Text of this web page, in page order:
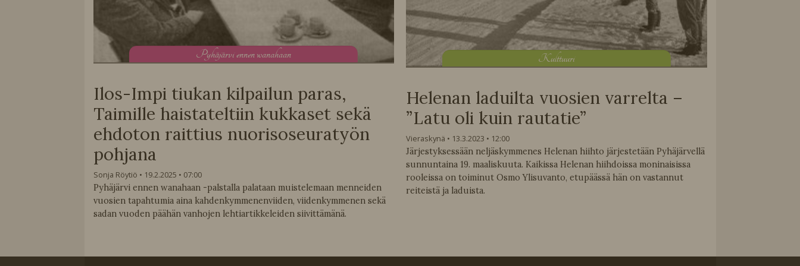
Pyhäjärvi ennen wanahaan
Ilos-Impi tiukan kilpailun paras,
Taimille haistateltiin kukkaset sekä
ehdoton raittius nuorisoseuratyön
pohjana
Sonja Röytiö 19.2.2025
07:00
Pyhäjärvi ennen wanahaan -palstalla palataan muistelemaan menneiden
vuosien tapahtumia aina kahdenkymmenenviiden, viidenkymmenen sekä
sadan vuoden päähän vanhojen lehtiartikkeleiden siivittämänä.
Kulttuuri
Helenan laduilta vuosien varrelta –
”Latu oli kuin rautatie”
Vieraskynä 13.3.2023
12:00
Järjestyksessään neljäskymmenes Helenan hiihto järjestetään Pyhäjärvellä
sunnuntaina 19. maaliskuuta. Kaikissa Helenan hiihdoissa moninaisissa
rooleissa on toiminut Osmo Ylisuvanto, etupäässä hän on vastannut
reiteistä ja laduista.